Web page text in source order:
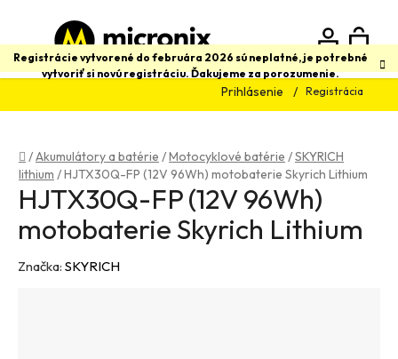
obsah
Registrácie vytvorené do februára 2026 sú neplatné, je potrebné
vytvoriť si novú registráciu. Ďakujeme za porozumenie.
Prihlásenie Registrácia
Hľadať
Domov
/Akumulátory a batérie /Motocyklové batérie /SKYRICH
lithium /HJTX30Q-FP (12V 96Wh) motobaterie Skyrich Lithium
HJTX30Q-FP (12V 96Wh)
motobaterie Skyrich Lithium
Značka: SKYRICH